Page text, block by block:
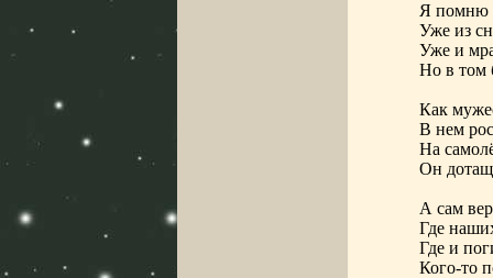
Я помню
Уже из
Уже и
Но в том
Как
В нем
На
Он
А сам
Где
Где и
Кого-то